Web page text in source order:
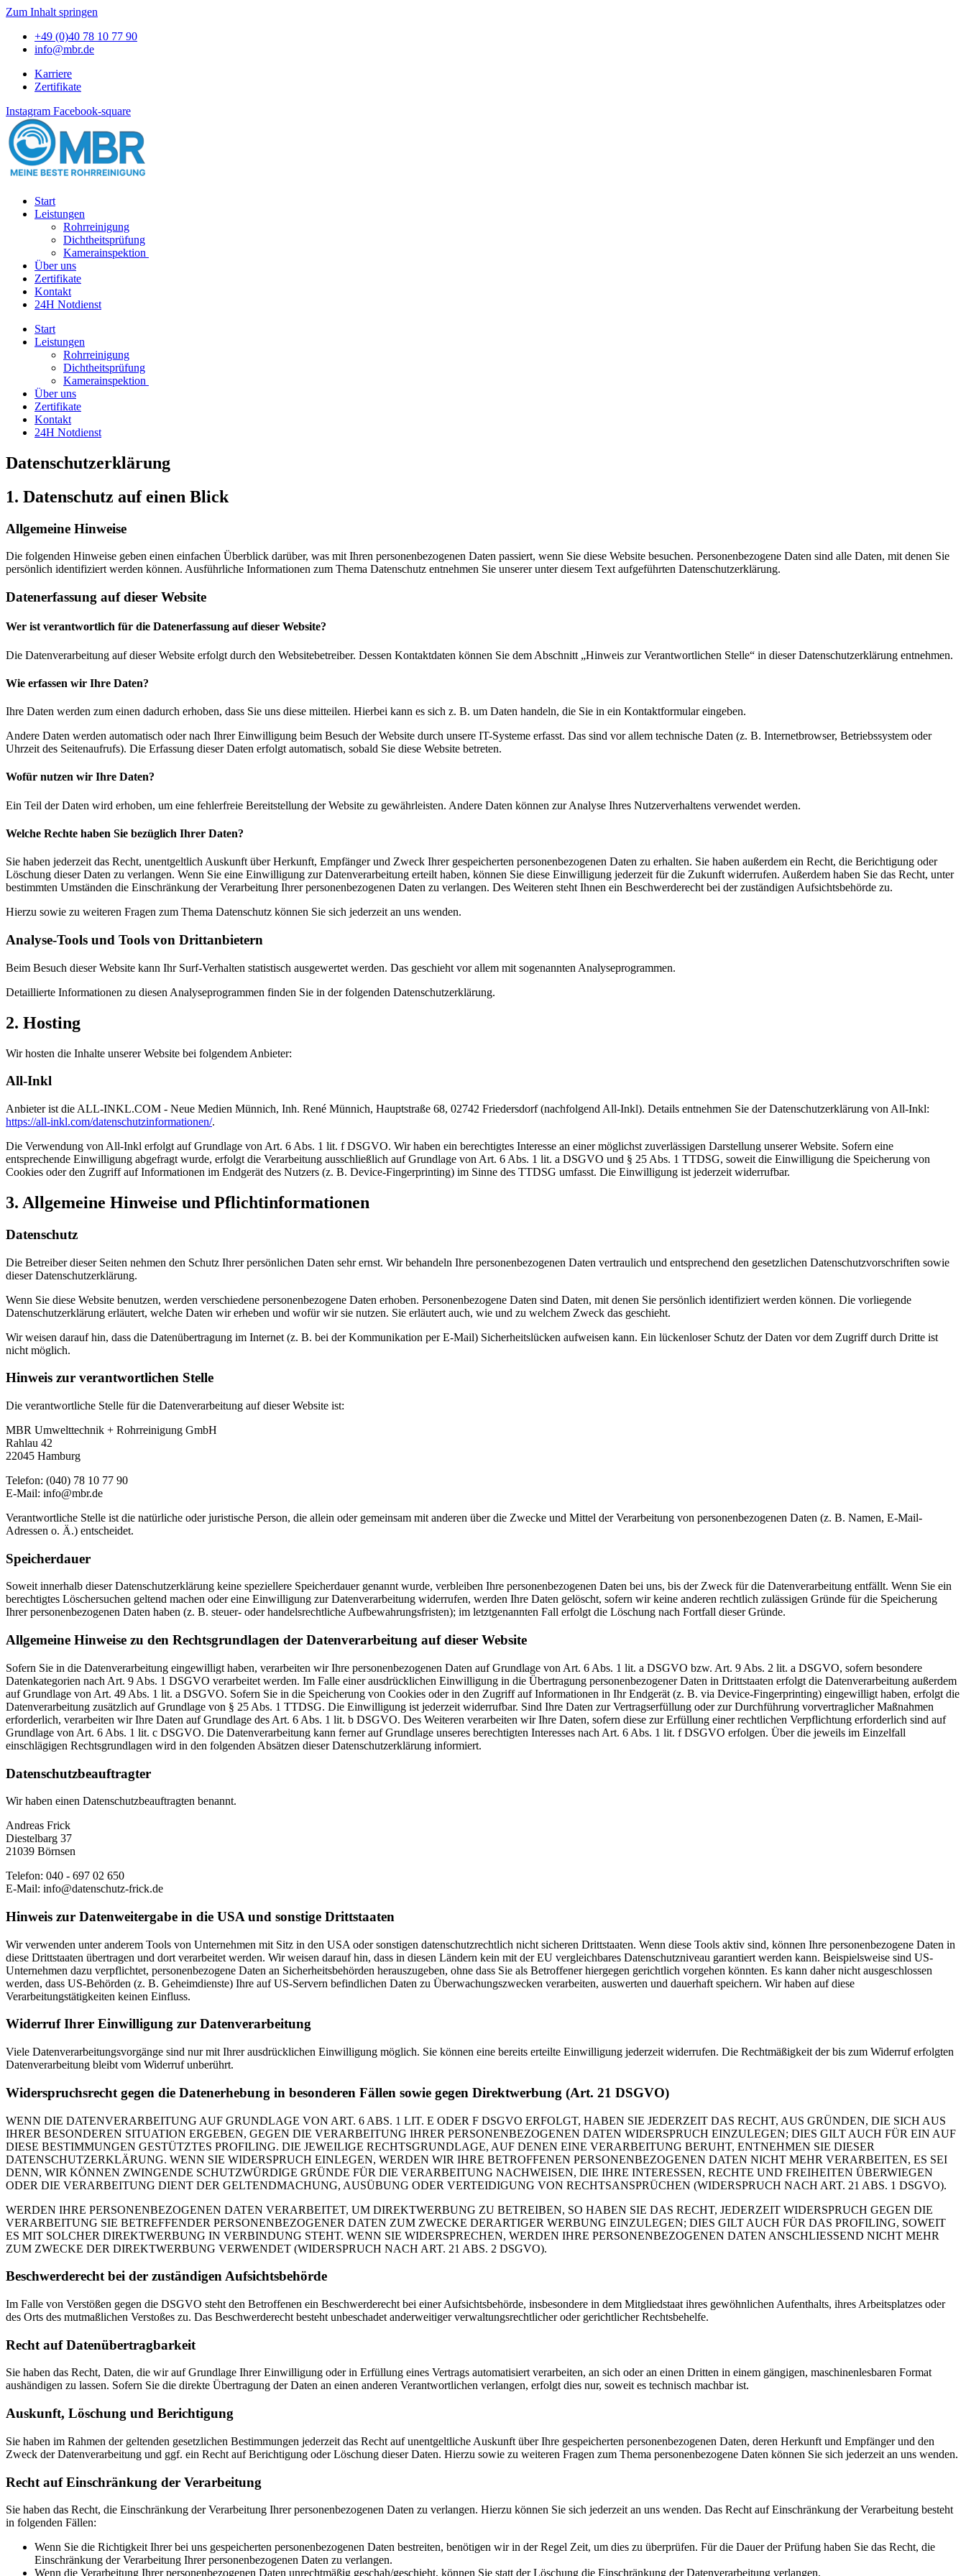
Zum Inhalt springen
+49 (0)40 78 10 77 90
info@mbr.de
Karriere
Zertifikate
Instagram Facebook-square
Start
Leistungen
Rohrreinigung
Dichtheitsprüfung
Kamerainspektion
Über uns
Zertifikate
Kontakt
24H Notdienst
Start
Leistungen
Rohrreinigung
Dichtheitsprüfung
Kamerainspektion
Über uns
Zertifikate
Kontakt
24H Notdienst
Datenschutz­erklärung
1. Datenschutz auf einen Blick
Allgemeine Hinweise
Die folgenden Hinweise geben einen einfachen Überblick darüber, was mit Ihren personenbezogenen Daten passiert, wenn Sie diese Website besuchen. Personenbezogene Daten sind alle Daten, mit denen Sie
persönlich identifiziert werden können. Ausführliche Informationen zum Thema Datenschutz entnehmen Sie unserer unter diesem Text aufgeführten Datenschutzerklärung.
Datenerfassung auf dieser Website
Wer ist verantwortlich für die Datenerfassung auf dieser Website?
Die Datenverarbeitung auf dieser Website erfolgt durch den Websitebetreiber. Dessen Kontaktdaten können Sie dem Abschnitt „Hinweis zur Verantwortlichen Stelle“ in dieser Datenschutzerklärung entnehmen.
Wie erfassen wir Ihre Daten?
Ihre Daten werden zum einen dadurch erhoben, dass Sie uns diese mitteilen. Hierbei kann es sich z. B. um Daten handeln, die Sie in ein Kontaktformular eingeben.
Andere Daten werden automatisch oder nach Ihrer Einwilligung beim Besuch der Website durch unsere IT-Systeme erfasst. Das sind vor allem technische Daten (z. B. Internetbrowser, Betriebssystem oder
Uhrzeit des Seitenaufrufs). Die Erfassung dieser Daten erfolgt automatisch, sobald Sie diese Website betreten.
Wofür nutzen wir Ihre Daten?
Ein Teil der Daten wird erhoben, um eine fehlerfreie Bereitstellung der Website zu gewährleisten. Andere Daten können zur Analyse Ihres Nutzerverhaltens verwendet werden.
Welche Rechte haben Sie bezüglich Ihrer Daten?
Sie haben jederzeit das Recht, unentgeltlich Auskunft über Herkunft, Empfänger und Zweck Ihrer gespeicherten personenbezogenen Daten zu erhalten. Sie haben außerdem ein Recht, die Berichtigung oder
Löschung dieser Daten zu verlangen. Wenn Sie eine Einwilligung zur Datenverarbeitung erteilt haben, können Sie diese Einwilligung jederzeit für die Zukunft widerrufen. Außerdem haben Sie das Recht, unter
bestimmten Umständen die Einschränkung der Verarbeitung Ihrer personenbezogenen Daten zu verlangen. Des Weiteren steht Ihnen ein Beschwerderecht bei der zuständigen Aufsichtsbehörde zu.
Hierzu sowie zu weiteren Fragen zum Thema Datenschutz können Sie sich jederzeit an uns wenden.
Analyse-Tools und Tools von Dritt­anbietern
Beim Besuch dieser Website kann Ihr Surf-Verhalten statistisch ausgewertet werden. Das geschieht vor allem mit sogenannten Analyseprogrammen.
Detaillierte Informationen zu diesen Analyseprogrammen finden Sie in der folgenden Datenschutzerklärung.
2. Hosting
Wir hosten die Inhalte unserer Website bei folgendem Anbieter:
All-Inkl
Anbieter ist die ALL-INKL.COM - Neue Medien Münnich, Inh. René Münnich, Hauptstraße 68, 02742 Friedersdorf (nachfolgend All-Inkl). Details entnehmen Sie der Datenschutzerklärung von All-Inkl:
https://all-inkl.com/datenschutzinformationen/.
Die Verwendung von All-Inkl erfolgt auf Grundlage von Art. 6 Abs. 1 lit. f DSGVO. Wir haben ein berechtigtes Interesse an einer möglichst zuverlässigen Darstellung unserer Website. Sofern eine
entsprechende Einwilligung abgefragt wurde, erfolgt die Verarbeitung ausschließlich auf Grundlage von Art. 6 Abs. 1 lit. a DSGVO und § 25 Abs. 1 TTDSG, soweit die Einwilligung die Speicherung von
Cookies oder den Zugriff auf Informationen im Endgerät des Nutzers (z. B. Device-Fingerprinting) im Sinne des TTDSG umfasst. Die Einwilligung ist jederzeit widerrufbar.
3. Allgemeine Hinweise und Pflicht­informationen
Datenschutz
Die Betreiber dieser Seiten nehmen den Schutz Ihrer persönlichen Daten sehr ernst. Wir behandeln Ihre personenbezogenen Daten vertraulich und entsprechend den gesetzlichen Datenschutzvorschriften sowie
dieser Datenschutzerklärung.
Wenn Sie diese Website benutzen, werden verschiedene personenbezogene Daten erhoben. Personenbezogene Daten sind Daten, mit denen Sie persönlich identifiziert werden können. Die vorliegende
Datenschutzerklärung erläutert, welche Daten wir erheben und wofür wir sie nutzen. Sie erläutert auch, wie und zu welchem Zweck das geschieht.
Wir weisen darauf hin, dass die Datenübertragung im Internet (z. B. bei der Kommunikation per E-Mail) Sicherheitslücken aufweisen kann. Ein lückenloser Schutz der Daten vor dem Zugriff durch Dritte ist
nicht möglich.
Hinweis zur verantwortlichen Stelle
Die verantwortliche Stelle für die Datenverarbeitung auf dieser Website ist:
MBR Umwelttechnik + Rohrreinigung GmbH
Rahlau 42
22045 Hamburg
Telefon: (040) 78 10 77 90
E-Mail: info@mbr.de
Verantwortliche Stelle ist die natürliche oder juristische Person, die allein oder gemeinsam mit anderen über die Zwecke und Mittel der Verarbeitung von personenbezogenen Daten (z. B. Namen, E-Mail-
Adressen o. Ä.) entscheidet.
Speicherdauer
Soweit innerhalb dieser Datenschutzerklärung keine speziellere Speicherdauer genannt wurde, verbleiben Ihre personenbezogenen Daten bei uns, bis der Zweck für die Datenverarbeitung entfällt. Wenn Sie ein
berechtigtes Löschersuchen geltend machen oder eine Einwilligung zur Datenverarbeitung widerrufen, werden Ihre Daten gelöscht, sofern wir keine anderen rechtlich zulässigen Gründe für die Speicherung
Ihrer personenbezogenen Daten haben (z. B. steuer- oder handelsrechtliche Aufbewahrungsfristen); im letztgenannten Fall erfolgt die Löschung nach Fortfall dieser Gründe.
Allgemeine Hinweise zu den Rechtsgrundlagen der Datenverarbeitung auf dieser Website
Sofern Sie in die Datenverarbeitung eingewilligt haben, verarbeiten wir Ihre personenbezogenen Daten auf Grundlage von Art. 6 Abs. 1 lit. a DSGVO bzw. Art. 9 Abs. 2 lit. a DSGVO, sofern besondere
Datenkategorien nach Art. 9 Abs. 1 DSGVO verarbeitet werden. Im Falle einer ausdrücklichen Einwilligung in die Übertragung personenbezogener Daten in Drittstaaten erfolgt die Datenverarbeitung außerdem
auf Grundlage von Art. 49 Abs. 1 lit. a DSGVO. Sofern Sie in die Speicherung von Cookies oder in den Zugriff auf Informationen in Ihr Endgerät (z. B. via Device-Fingerprinting) eingewilligt haben, erfolgt die
Datenverarbeitung zusätzlich auf Grundlage von § 25 Abs. 1 TTDSG. Die Einwilligung ist jederzeit widerrufbar. Sind Ihre Daten zur Vertragserfüllung oder zur Durchführung vorvertraglicher Maßnahmen
erforderlich, verarbeiten wir Ihre Daten auf Grundlage des Art. 6 Abs. 1 lit. b DSGVO. Des Weiteren verarbeiten wir Ihre Daten, sofern diese zur Erfüllung einer rechtlichen Verpflichtung erforderlich sind auf
Grundlage von Art. 6 Abs. 1 lit. c DSGVO. Die Datenverarbeitung kann ferner auf Grundlage unseres berechtigten Interesses nach Art. 6 Abs. 1 lit. f DSGVO erfolgen. Über die jeweils im Einzelfall
einschlägigen Rechtsgrundlagen wird in den folgenden Absätzen dieser Datenschutzerklärung informiert.
Datenschutz­beauftragter
Wir haben einen Datenschutzbeauftragten benannt.
Andreas Frick
Diestelbarg 37
21039 Börnsen
Telefon: 040 - 697 02 650
E-Mail: info@datenschutz-frick.de
Hinweis zur Datenweitergabe in die USA und sonstige Drittstaaten
Wir verwenden unter anderem Tools von Unternehmen mit Sitz in den USA oder sonstigen datenschutzrechtlich nicht sicheren Drittstaaten. Wenn diese Tools aktiv sind, können Ihre personenbezogene Daten in
diese Drittstaaten übertragen und dort verarbeitet werden. Wir weisen darauf hin, dass in diesen Ländern kein mit der EU vergleichbares Datenschutzniveau garantiert werden kann. Beispielsweise sind US-
Unternehmen dazu verpflichtet, personenbezogene Daten an Sicherheitsbehörden herauszugeben, ohne dass Sie als Betroffener hiergegen gerichtlich vorgehen könnten. Es kann daher nicht ausgeschlossen
werden, dass US-Behörden (z. B. Geheimdienste) Ihre auf US-Servern befindlichen Daten zu Überwachungszwecken verarbeiten, auswerten und dauerhaft speichern. Wir haben auf diese
Verarbeitungstätigkeiten keinen Einfluss.
Widerruf Ihrer Einwilligung zur Datenverarbeitung
Viele Datenverarbeitungsvorgänge sind nur mit Ihrer ausdrücklichen Einwilligung möglich. Sie können eine bereits erteilte Einwilligung jederzeit widerrufen. Die Rechtmäßigkeit der bis zum Widerruf erfolgten
Datenverarbeitung bleibt vom Widerruf unberührt.
Widerspruchsrecht gegen die Datenerhebung in besonderen Fällen sowie gegen Direktwerbung (Art. 21 DSGVO)
WENN DIE DATENVERARBEITUNG AUF GRUNDLAGE VON ART. 6 ABS. 1 LIT. E ODER F DSGVO ERFOLGT, HABEN SIE JEDERZEIT DAS RECHT, AUS GRÜNDEN, DIE SICH AUS
IHRER BESONDEREN SITUATION ERGEBEN, GEGEN DIE VERARBEITUNG IHRER PERSONENBEZOGENEN DATEN WIDERSPRUCH EINZULEGEN; DIES GILT AUCH FÜR EIN AUF
DIESE BESTIMMUNGEN GESTÜTZTES PROFILING. DIE JEWEILIGE RECHTSGRUNDLAGE, AUF DENEN EINE VERARBEITUNG BERUHT, ENTNEHMEN SIE DIESER
DATENSCHUTZERKLÄRUNG. WENN SIE WIDERSPRUCH EINLEGEN, WERDEN WIR IHRE BETROFFENEN PERSONENBEZOGENEN DATEN NICHT MEHR VERARBEITEN, ES SEI
DENN, WIR KÖNNEN ZWINGENDE SCHUTZWÜRDIGE GRÜNDE FÜR DIE VERARBEITUNG NACHWEISEN, DIE IHRE INTERESSEN, RECHTE UND FREIHEITEN ÜBERWIEGEN
ODER DIE VERARBEITUNG DIENT DER GELTENDMACHUNG, AUSÜBUNG ODER VERTEIDIGUNG VON RECHTSANSPRÜCHEN (WIDERSPRUCH NACH ART. 21 ABS. 1 DSGVO).
WERDEN IHRE PERSONENBEZOGENEN DATEN VERARBEITET, UM DIREKTWERBUNG ZU BETREIBEN, SO HABEN SIE DAS RECHT, JEDERZEIT WIDERSPRUCH GEGEN DIE
VERARBEITUNG SIE BETREFFENDER PERSONENBEZOGENER DATEN ZUM ZWECKE DERARTIGER WERBUNG EINZULEGEN; DIES GILT AUCH FÜR DAS PROFILING, SOWEIT
ES MIT SOLCHER DIREKTWERBUNG IN VERBINDUNG STEHT. WENN SIE WIDERSPRECHEN, WERDEN IHRE PERSONENBEZOGENEN DATEN ANSCHLIESSEND NICHT MEHR
ZUM ZWECKE DER DIREKTWERBUNG VERWENDET (WIDERSPRUCH NACH ART. 21 ABS. 2 DSGVO).
Beschwerde­recht bei der zuständigen Aufsichts­behörde
Im Falle von Verstößen gegen die DSGVO steht den Betroffenen ein Beschwerderecht bei einer Aufsichtsbehörde, insbesondere in dem Mitgliedstaat ihres gewöhnlichen Aufenthalts, ihres Arbeitsplatzes oder
des Orts des mutmaßlichen Verstoßes zu. Das Beschwerderecht besteht unbeschadet anderweitiger verwaltungsrechtlicher oder gerichtlicher Rechtsbehelfe.
Recht auf Daten­übertrag­barkeit
Sie haben das Recht, Daten, die wir auf Grundlage Ihrer Einwilligung oder in Erfüllung eines Vertrags automatisiert verarbeiten, an sich oder an einen Dritten in einem gängigen, maschinenlesbaren Format
aushändigen zu lassen. Sofern Sie die direkte Übertragung der Daten an einen anderen Verantwortlichen verlangen, erfolgt dies nur, soweit es technisch machbar ist.
Auskunft, Löschung und Berichtigung
Sie haben im Rahmen der geltenden gesetzlichen Bestimmungen jederzeit das Recht auf unentgeltliche Auskunft über Ihre gespeicherten personenbezogenen Daten, deren Herkunft und Empfänger und den
Zweck der Datenverarbeitung und ggf. ein Recht auf Berichtigung oder Löschung dieser Daten. Hierzu sowie zu weiteren Fragen zum Thema personenbezogene Daten können Sie sich jederzeit an uns wenden.
Recht auf Einschränkung der Verarbeitung
Sie haben das Recht, die Einschränkung der Verarbeitung Ihrer personenbezogenen Daten zu verlangen. Hierzu können Sie sich jederzeit an uns wenden. Das Recht auf Einschränkung der Verarbeitung besteht
in folgenden Fällen:
Wenn Sie die Richtigkeit Ihrer bei uns gespeicherten personenbezogenen Daten bestreiten, benötigen wir in der Regel Zeit, um dies zu überprüfen. Für die Dauer der Prüfung haben Sie das Recht, die
Einschränkung der Verarbeitung Ihrer personenbezogenen Daten zu verlangen.
Wenn die Verarbeitung Ihrer personenbezogenen Daten unrechtmäßig geschah/geschieht, können Sie statt der Löschung die Einschränkung der Datenverarbeitung verlangen.